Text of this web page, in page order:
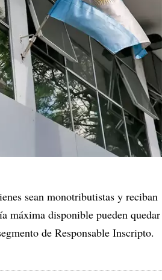
sean monotributistas y reciban
máxima disponible pueden quedar
de Responsable Inscripto.